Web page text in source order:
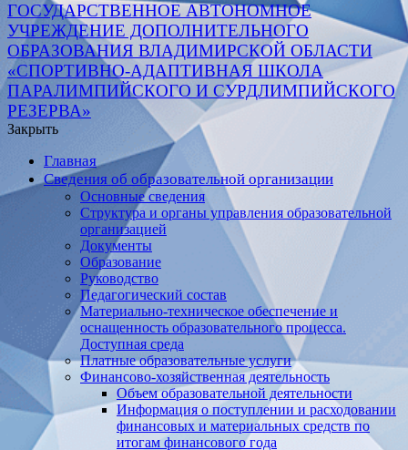
ГОСУДАРСТВЕННОЕ АВТОНОМНОЕ
УЧРЕЖДЕНИЕ ДОПОЛНИТЕЛЬНОГО
ОБРАЗОВАНИЯ ВЛАДИМИРСКОЙ ОБЛАСТИ
«СПОРТИВНО-АДАПТИВНАЯ ШКОЛА
ПАРАЛИМПИЙСКОГО И СУРДЛИМПИЙСКОГО
РЕЗЕРВА»
Закрыть
Главная
Сведения об образовательной организации
Основные сведения
Структура и органы управления образовательной
организацией
Документы
Образование
Руководство
Педагогический состав
Материально-техническое обеспечение и
оснащенность образовательного процесса.
Доступная среда
Платные образовательные услуги
Финансово-хозяйственная деятельность
Объем образовательной деятельности
Информация о поступлении и расходовании
финансовых и материальных средств по
итогам финансового года